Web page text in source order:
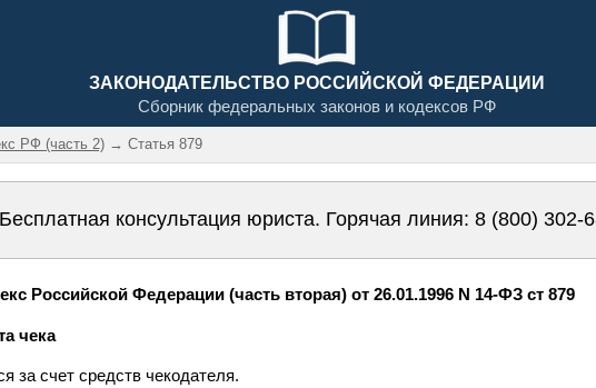
ЗАКОНОДАТЕЛЬСТВО РОССИЙСКОЙ ФЕДЕРАЦИИ
Сборник федеральных законов и кодексов РФ
РФ (часть 2) → Статья 879
Бесплатная консультация юриста. Горячая линия: 8 (800) 302-
Российской Федерации (часть вторая) от 26.01.1996 N 14-ФЗ ст 879
чека
за счет средств чекодателя.